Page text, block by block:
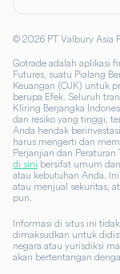
© 2026 PT Valbury Asia
Gotrade adalah aplikasi
Futures, suatu Pialang
Keuangan (OJK) untuk
berupa Efek. Seluruh
Kliring Berjangka
dan resiko yang tinggi,
Anda hendak
harus mengerti dan
Perjanjian dan
di sini bersifat umum
atau kebutuhan Anda.
atau menjual sekuritas,
pun.
Informasi di situs ini
dimaksudkan untuk
negara atau yurisdiksi
akan bertentangan